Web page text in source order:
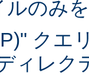
のみ
クエ
ィレク